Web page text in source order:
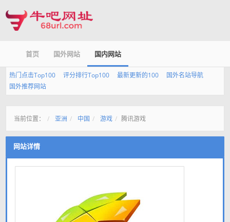
首页 国外网站 国内网站
热门点击Top100 评分排行Top100 最新更新的100
国外名站导航
国外推荐网站
当前位置： 亚洲 中国 游戏 腾讯游戏
网站详情